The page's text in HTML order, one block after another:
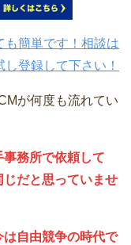
も簡単です！相談は
登録して下さい！
が何度も流れてい
務所で依頼して
じだと思っていませ
自由競争の時代で